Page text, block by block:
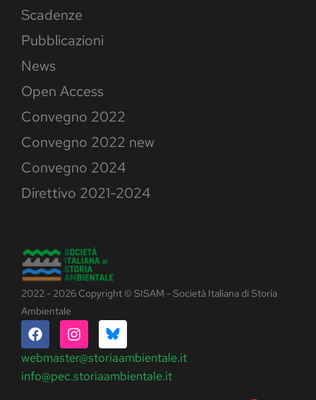
Scadenze
Pubblicazioni
News
Open Access
Convegno 2022
Convegno 2022 new
Convegno 2024
Direttivo 2021-2024
2022 - 2026 Copyright © SISAM - Società Italiana di Storia
Ambientale
webmaster@storiaambientale.it
info@pec.storiaambientale.it